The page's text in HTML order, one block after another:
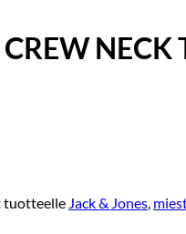
tuotteelle Jack & Jones,